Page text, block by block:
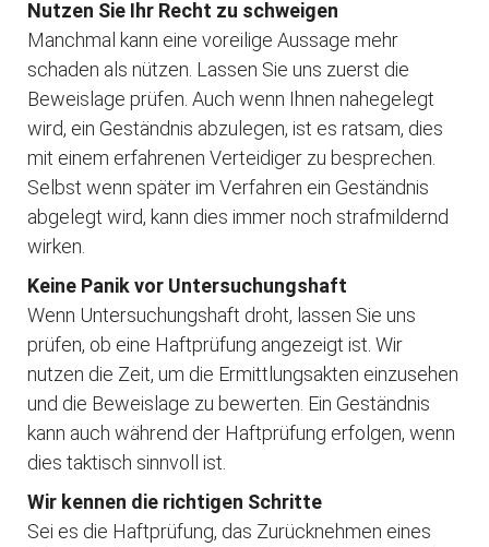
Nutzen Sie Ihr Recht zu schweigen
Manchmal kann eine voreilige Aussage mehr
schaden als nützen. Lassen Sie uns zuerst die
Beweislage prüfen. Auch wenn Ihnen nahegelegt
wird, ein Geständnis abzulegen, ist es ratsam, dies
mit einem erfahrenen Verteidiger zu besprechen.
Selbst wenn später im Verfahren ein Geständnis
abgelegt wird, kann dies immer noch strafmildernd
wirken.
Keine Panik vor Untersuchungshaft
Wenn Untersuchungshaft droht, lassen Sie uns
prüfen, ob eine Haftprüfung angezeigt ist. Wir
nutzen die Zeit, um die Ermittlungsakten einzusehen
und die Beweislage zu bewerten. Ein Geständnis
kann auch während der Haftprüfung erfolgen, wenn
dies taktisch sinnvoll ist.
Wir kennen die richtigen Schritte
Sei es die Haftprüfung, das Zurücknehmen eines